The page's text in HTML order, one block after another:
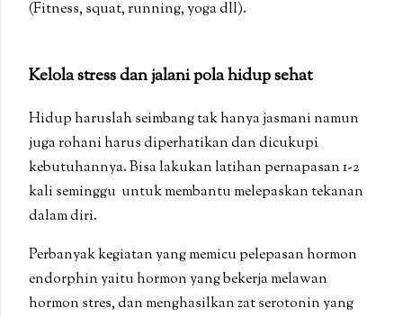
(Fitness, squat, running, yoga dll).
Kelola stress dan jalani pola hidup sehat
Hidup haruslah seimbang tak hanya jasmani namun
juga rohani harus diperhatikan dan dicukupi
kebutuhannya. Bisa lakukan latihan pernapasan 1-2
kali seminggu untuk membantu melepaskan tekanan
dalam diri.
Perbanyak kegiatan yang memicu pelepasan hormon
endorphin yaitu hormon yang bekerja melawan
hormon stres, dan menghasilkan zat serotonin yang